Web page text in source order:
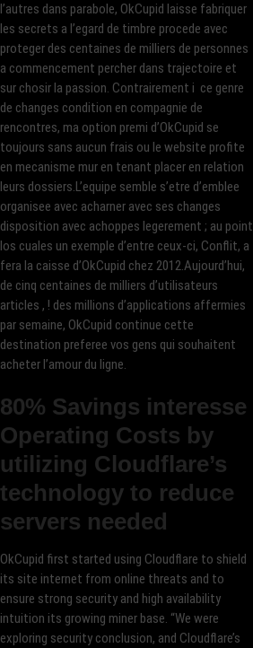
l’autres dans parabole, OkCupid laisse fabriquer
les secrets a l’egard de timbre procede avec
proteger des centaines de milliers de personnes
a commencement percher dans trajectoire et
sur chosir la passion. Contrairement i ce genre
de changes condition en compagnie de
rencontres, ma option premi d’OkCupid se
toujours sans aucun frais ou le website profite
en mecanisme mur en tenant placer en relation
leurs dossiers.L’equipe semble s’etre d’emblee
organisee avec acharner avec ses changes
disposition avec achoppes legerement ; au point
los cuales un exemple d’entre ceux-ci, Conflit, a
fera la caisse d’OkCupid chez 2012.Aujourd’hui,
de cinq centaines de milliers d’utilisateurs
articles , ! des millions d’applications affermies
par semaine, OkCupid continue cette
destination preferee vos gens qui souhaitent
acheter l’amour du ligne.
80% Savings interesse
Operating Costs by
utilizing Cloudflare’s
technology to reduce
servers needed
OkCupid first started using Cloudflare to shield
its site internet from online threats and to
ensure strong security and high availability
intuition its growing miner base. “We were
exploring security conclusion, and Cloudflare’s